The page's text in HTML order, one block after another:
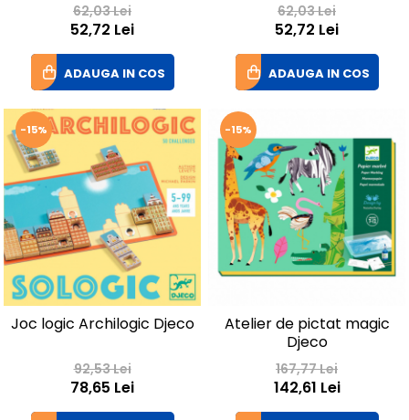
62,03 Lei
52,72 Lei
ADAUGA IN COS
62,03 Lei
52,72 Lei
ADAUGA IN COS
-15%
Joc logic Archilogic Djeco
92,53 Lei
78,65 Lei
-15%
Atelier de pictat magic
Djeco
167,77 Lei
142,61 Lei